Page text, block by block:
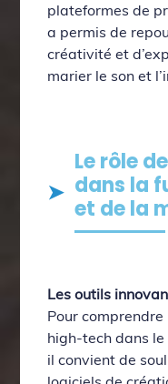
plateformes de
a permis de
créativité et
marier le son et
Le rôle
dans la
et de la
Les outils
Pour
high-tech dans
il convient de